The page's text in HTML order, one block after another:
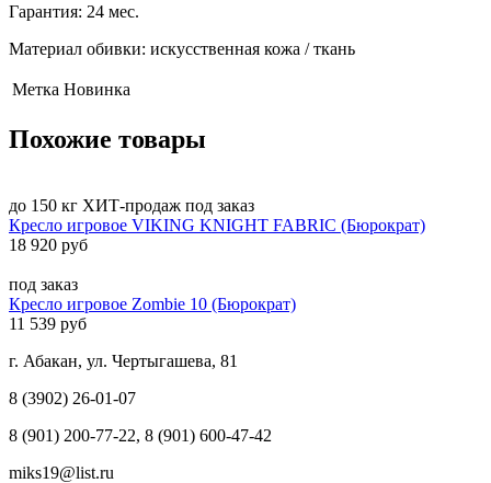
Гарантия: 24 мес.
Материал обивки: искусственная кожа / ткань
Метка Новинка
Похожие товары
до 150 кг ХИТ-продаж под заказ
Кресло игровое VIKING KNIGHT FABRIC (Бюрократ)
18 920 руб
под заказ
Кресло игровое Zombie 10 (Бюрократ)
11 539 руб
г. Абакан, ул. Чертыгашева, 81
8 (3902) 26-01-07
8 (901) 200-77-22, 8 (901) 600-47-42
miks19@list.ru